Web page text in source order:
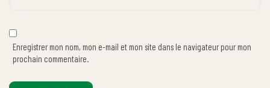
Enregistrer mon nom, mon e-mail et mon site dans le navigateur pour mon
prochain commentaire.